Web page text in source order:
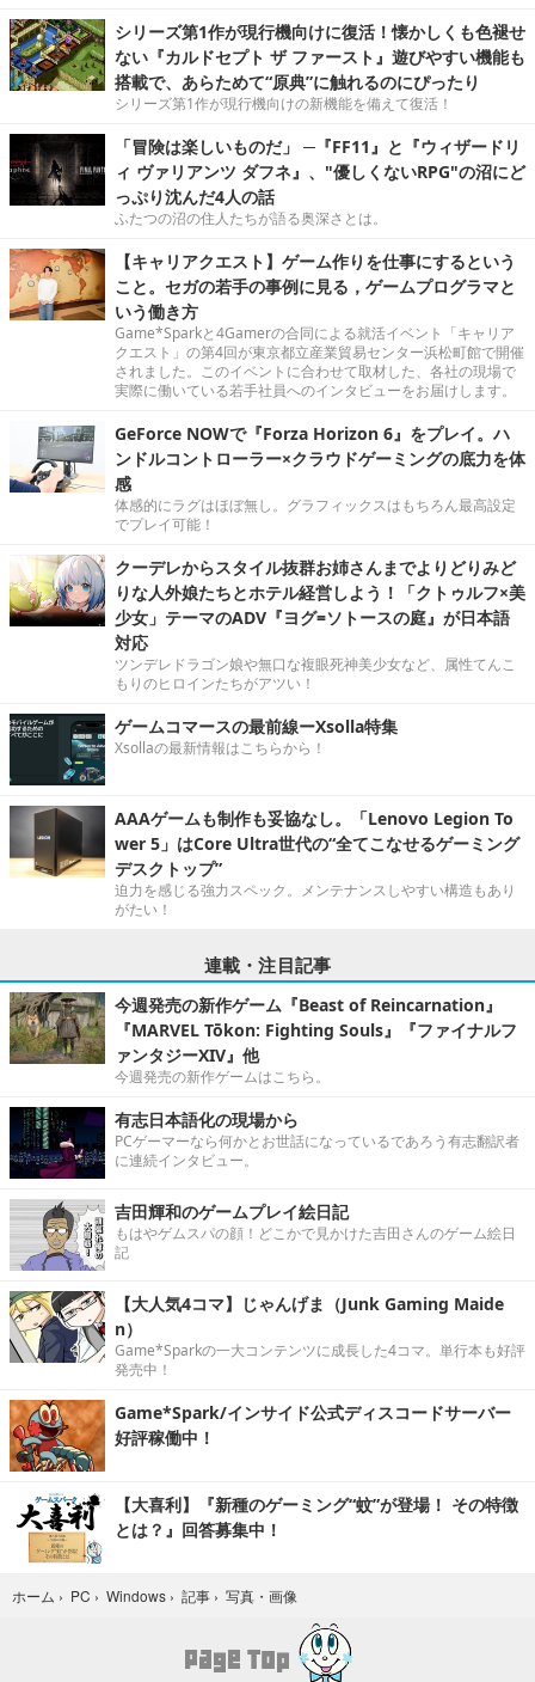
シリーズ第1作が現行機向けに復活！懐かしくも色褪せ
ない『カルドセプト ザ ファースト』遊びやすい機能も
搭載で、あらためて“原典”に触れるのにぴったり
シリーズ第1作が現行機向けの新機能を備えて復活！
「冒険は楽しいものだ」 ─『FF11』と『ウィザードリ
ィ ヴァリアンツ ダフネ』、"優しくないRPG"の沼にど
っぷり沈んだ4人の話
ふたつの沼の住人たちが語る奥深さとは。
【キャリアクエスト】ゲーム作りを仕事にするという
こと。セガの若手の事例に見る，ゲームプログラマと
いう働き方
Game*Sparkと4Gamerの合同による就活イベント「キャリア
クエスト」の第4回が東京都立産業貿易センター浜松町館で開催
されました。このイベントに合わせて取材した、各社の現場で
実際に働いている若手社員へのインタビューをお届けします。
GeForce NOWで『Forza Horizon 6』をプレイ。ハ
ンドルコントローラー×クラウドゲーミングの底力を体
感
体感的にラグはほぼ無し。グラフィックスはもちろん最高設定
でプレイ可能！
クーデレからスタイル抜群お姉さんまでよりどりみど
りな人外娘たちとホテル経営しよう！「クトゥルフ×美
少女」テーマのADV『ヨグ=ソトースの庭』が日本語
対応
ツンデレドラゴン娘や無口な複眼死神美少女など、属性てんこ
もりのヒロインたちがアツい！
ゲームコマースの最前線ーXsolla特集
Xsollaの最新情報はこちらから！
AAAゲームも制作も妥協なし。「Lenovo Legion To
wer 5」はCore Ultra世代の“全てこなせるゲーミング
デスクトップ”
迫力を感じる強力スペック。メンテナンスしやすい構造もあり
がたい！
連載・注目記事
今週発売の新作ゲーム『Beast of Reincarnation』
『MARVEL Tōkon: Fighting Souls』『ファイナルフ
ァンタジーXIV』他
今週発売の新作ゲームはこちら。
有志日本語化の現場から
PCゲーマーなら何かとお世話になっているであろう有志翻訳者
に連続インタビュー。
吉田輝和のゲームプレイ絵日記
もはやゲムスパの顔！どこかで見かけた吉田さんのゲーム絵日
記
【大人気4コマ】じゃんげま（Junk Gaming Maide
n）
Game*Sparkの一大コンテンツに成長した4コマ。単行本も好評
発売中！
Game*Spark/インサイド公式ディスコードサーバー
好評稼働中！
【大喜利】『新種のゲーミング“蚊”が登場！ その特徴
とは？』回答募集中！
ホーム › PC › Windows › 記事 › 写真・画像